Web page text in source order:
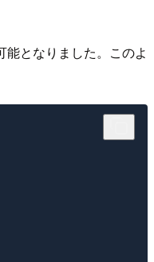
となりました。このよ